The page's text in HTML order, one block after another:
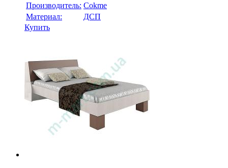
Производитель: Cokme
Материал:
ДСП
Купить